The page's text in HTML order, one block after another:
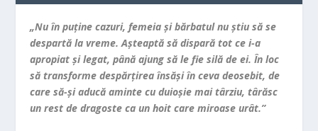
„Nu în puţine cazuri, femeia şi bărbatul nu ştiu să se
despartă la vreme. Aşteaptă să dispară tot ce i-a
apropiat şi legat, până ajung să le fie silă de ei. În loc
să transforme despărţirea însăşi în ceva deosebit, de
care să-şi aducă aminte cu duioşie mai târziu, târăsc
un rest de dragoste ca un hoit care miroase urât.”